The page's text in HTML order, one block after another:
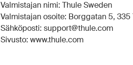
Valmistajan nimi: Thule Sweden
Valmistajan osoite: Borggatan 5,
Sähköposti: support@thule.com
Sivusto: www.thule.com